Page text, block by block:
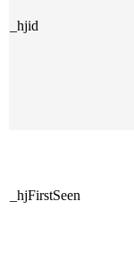
_hjid
_hjFirstSeen